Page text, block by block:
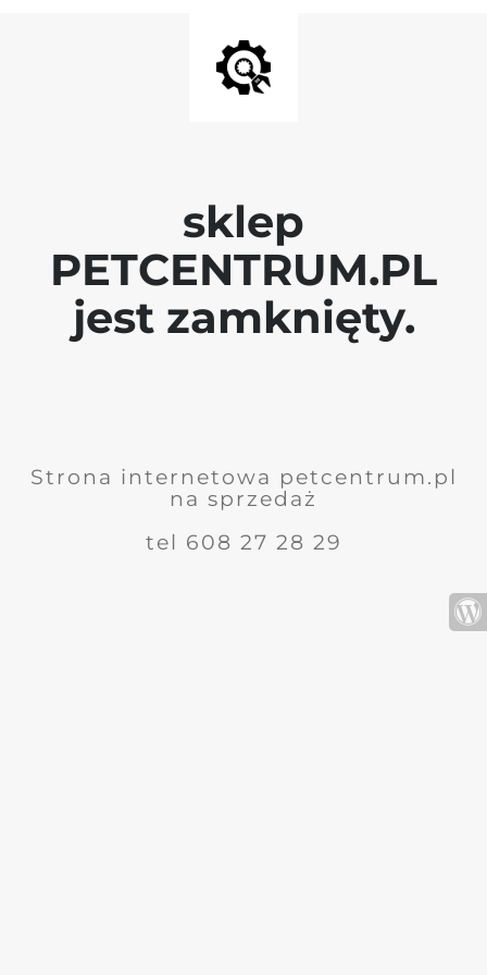
sklep
PETCENTRUM.PL
jest zamknięty.
Strona internetowa petcentrum.pl
na sprzedaż
tel 608 27 28 29